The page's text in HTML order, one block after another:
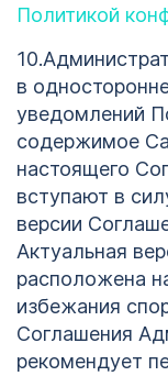
Политикой
в
уведомлений
содержимое
настоящего
вступают в
версии
Актуальная
расположена
избежания
Соглашения
рекомендует